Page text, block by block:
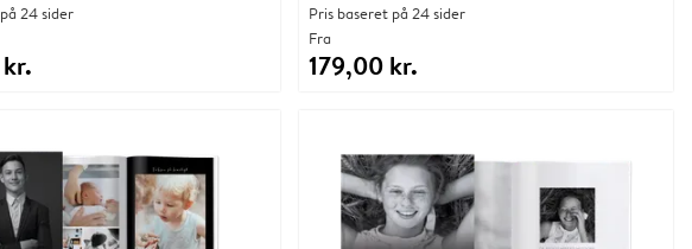
Pris baseret på 24 sider
Fra
179,00 kr.
24 sider